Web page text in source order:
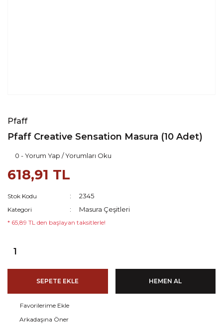
Pfaff
Pfaff Creative Sensation Masura (10 Adet)
0 - Yorum Yap / Yorumları Oku
618,91 TL
Stok Kodu 2345
Kategori Masura Çeşitleri
* 65,89 TL den başlayan taksitlerle!
SEPETE EKLE HEMEN AL
Arkadaşına Öner